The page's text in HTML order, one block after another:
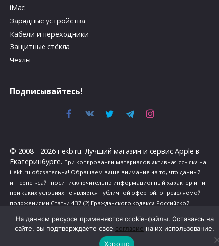
iMac
Зарядные устройства
Кабели и переходники
Защитные стёкла
Чехлы
Подписывайтесь!
© 2008 - 2026 i-ekb.ru. Лучший магазин и сервис Apple в
Екатеринбурге. При копировании материалов активная ссылка на
i-ekb.ru обязательна! Обращаем ваше внимание на то, что данный
интернет-сайт носит исключительно информационный характер и ни
при каких условиях не является публичной офертой, определяемой
положениями Статьи 437 (2) Гражданского кодекса Российской
Политика в отношении обработки персональных данных .
Сведения о реализуемых требованиях к защите персональных
На данном ресурсе применяются cookie-файлы. Оставаясь на
сайте, вы подтверждаете свое согласие на их использование.
Хорошо